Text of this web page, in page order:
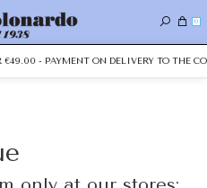
0
- PAYMENT ON DELIVERY TO THE